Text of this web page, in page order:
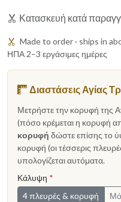
Κατασκευή κατά
Made to order · ships in
ΗΠΑ 2–3 εργάσιμες ημέρες
Διαστάσεις Αγίας
Μετρήστε την κορυφή της
(πόσο κρέμεται η κορυφή
κορυφή δώστε επίσης το
κορυφή (οι τέσσερις
υπολογίζεται αυτόματα.
Κάλυψη *
4 πλευρές & κορυφή